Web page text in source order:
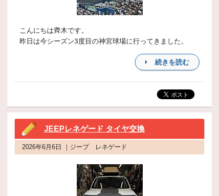
こんにちは齊木です。
昨日は今シーズン3度目の神宮球場に行ってきました。
続きを読む
JEEPレネゲード タイヤ交換
2026年6月6日 ｜ジープ レネゲード